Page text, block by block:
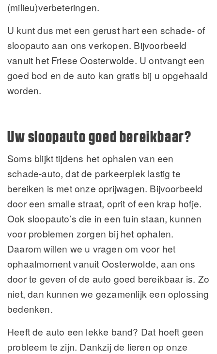
(milieu)verbeteringen.
U kunt dus met een gerust hart een schade- of
sloopauto aan ons verkopen. Bijvoorbeeld
vanuit het Friese Oosterwolde. U ontvangt een
goed bod en de auto kan gratis bij u opgehaald
worden.
Uw sloopauto goed bereikbaar?
Soms blijkt tijdens het ophalen van een
schade-auto, dat de parkeerplek lastig te
bereiken is met onze oprijwagen. Bijvoorbeeld
door een smalle straat, oprit of een krap hofje.
Ook sloopauto’s die in een tuin staan, kunnen
voor problemen zorgen bij het ophalen.
Daarom willen we u vragen om voor het
ophaalmoment vanuit Oosterwolde, aan ons
door te geven of de auto goed bereikbaar is. Zo
niet, dan kunnen we gezamenlijk een oplossing
bedenken.
Heeft de auto een lekke band? Dat hoeft geen
probleem te zijn. Dankzij de lieren op onze